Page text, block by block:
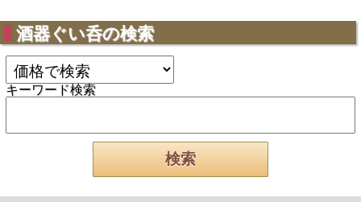
酒器ぐい呑の検索
キーワード検索